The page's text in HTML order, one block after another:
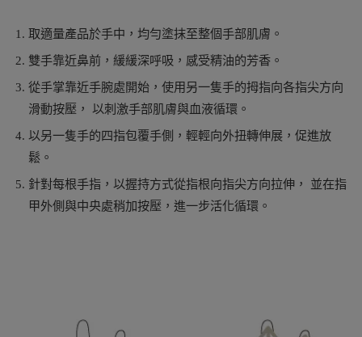
取適量產品於手中，均勻塗抹至整個手部肌膚。
雙手靠近鼻前，緩緩深呼吸，感受精油的芳香。
從手掌靠近手腕處開始，使用另一隻手的拇指向各指尖方向
滑動按壓， 以刺激手部肌膚與血液循環。
以另一隻手的四指包覆手側，輕輕向外扭轉伸展，促進放
鬆。
針對每根手指，以握持方式從指根向指尖方向拉伸， 並在指
甲外側與中央處稍加按壓，進一步活化循環。